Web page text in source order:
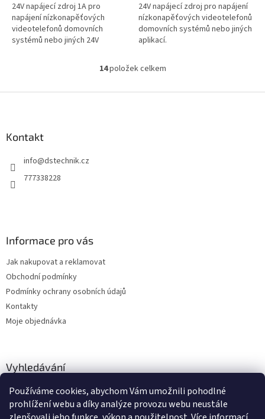
Používáme cookies, abychom Vám umožnili pohodlné
prohlížení webu a díky analýze provozu webu neustále
24V napájecí zdroj 1A pro
napájení nízkonapěťových
videotelefonů domovních
systémů nebo jiných 24V
24V napájecí zdroj pro napájení
nízkonapěťových videotelefonů
domovních systémů nebo jiných
aplikací.
O
l
14položek celkem
Kontakt
info@dstechnik.cz
777338228
Informace pro vás
Jak nakupovat a reklamovat
Obchodní podmínky
Podmínky ochrany osobních údajů
Kontakty
Moje objednávka
Vyhledávání
HLEDAT